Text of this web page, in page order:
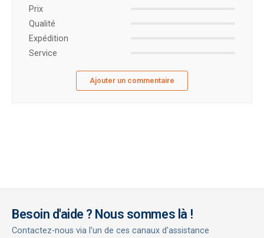
Prix ​​
Qualité
Expédition
Service
Ajouter un commentaire
Besoin d'aide ? Nous sommes là !
Contactez-nous via l'un de ces canaux d'assistance